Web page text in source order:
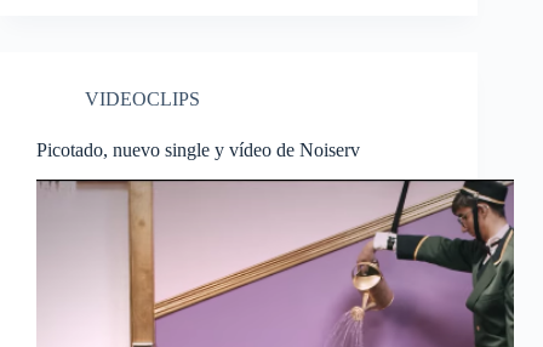
VIDEOCLIPS
Picotado, nuevo single y vídeo de Noiserv